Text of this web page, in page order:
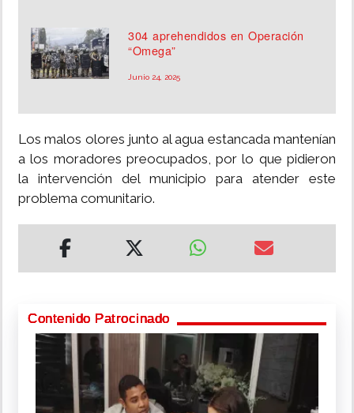
304 aprehendidos en Operación
“Omega”
Junio 24, 2025
Los malos olores junto al agua estancada mantenían
a los moradores preocupados, por lo que pidieron
la intervención del municipio para atender este
problema comunitario.
Contenido Patrocinado